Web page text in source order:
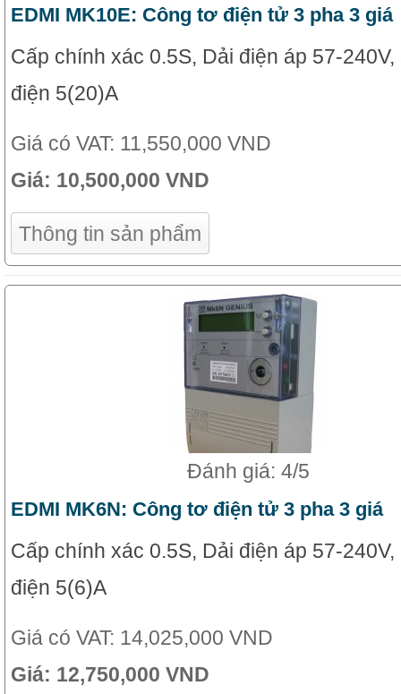
EDMI MK10E: Công tơ điện tử 3 pha 3 giá
Cấp chính xác 0.5S, Dải điện áp 57-240V,
điện 5(20)A
Giá có VAT: 11,550,000 VND
Giá: 10,500,000 VND
Thông tin sản phẩm
Đánh giá: 4/5
EDMI MK6N: Công tơ điện tử 3 pha 3 giá
Cấp chính xác 0.5S, Dải điện áp 57-240V,
điện 5(6)A
Giá có VAT: 14,025,000 VND
Giá: 12,750,000 VND